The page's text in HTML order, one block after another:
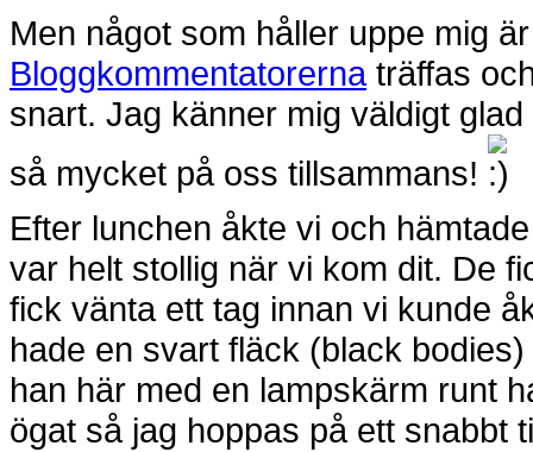
Men något som håller uppe mig
Bloggkommentatorernaträffas
snart. Jag känner mig väldigt
så mycket på oss tillsammans!
Efter lunchen åkte vi och
var helt stollig när vi kom dit. De
fick vänta ett tag innan vi kunde
hade en svart fläck (black
han här med en lampskärm runt
ögat så jag hoppas på ett snabbt